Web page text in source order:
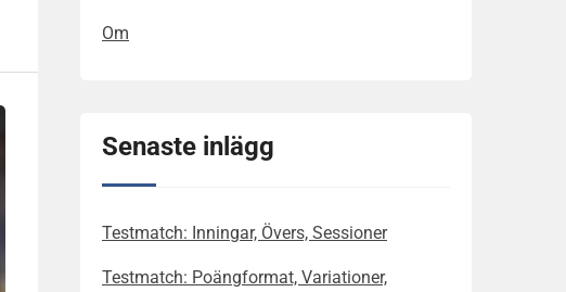
Om
Senaste inlägg
Testmatch: Inningar, Övers, Sessioner
Testmatch: Poängformat, Variationer,